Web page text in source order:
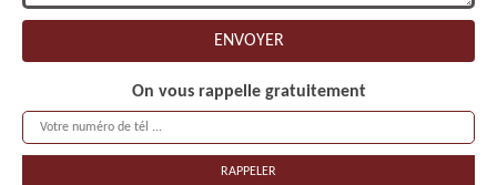
On vous rappelle gratuitement